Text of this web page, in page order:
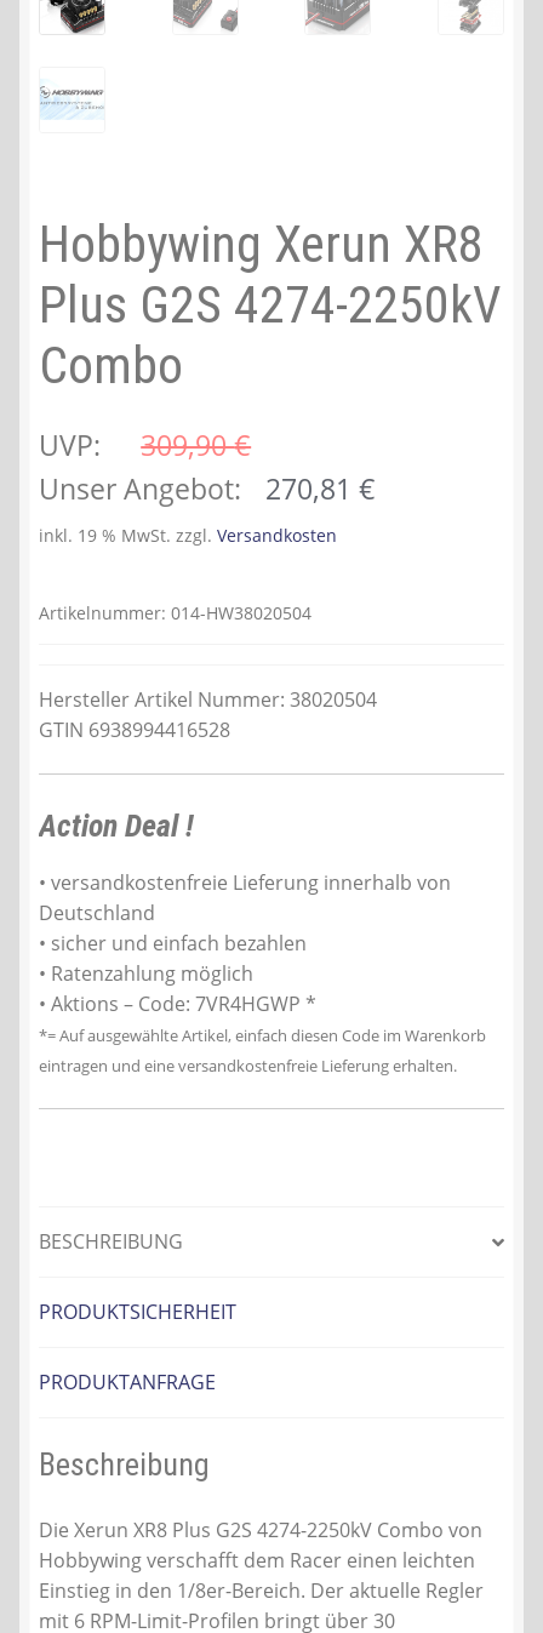
Hobbywing Xerun XR8
Plus G2S 4274-2250kV
Combo
UVP: 309,90 €
Ursprünglicher
Preis
309,90 €
Unser Angebot: 270,81 €Aktueller
inkl. 19 % MwSt. zzgl. Versandkosten
Hersteller Artikel Nummer: 38020504
GTIN 6938994416528
Action Deal !
• versandkostenfreie Lieferung innerhalb von
Deutschland
• sicher und einfach bezahlen
• Ratenzahlung möglich
• Aktions – Code: 7VR4HGWP *
*= Auf ausgewählte Artikel, einfach diesen Code im Warenkorb
eintragen und eine versandkostenfreie Lieferung erhalten.
Artikelnummer: 014-HW38020504
BESCHREIBUNG
PRODUKTSICHERHEIT
PRODUKTANFRAGE
Beschreibung
Die Xerun XR8 Plus G2S 4274-2250kV Combo von
Hobbywing verschafft dem Racer einen leichten
Einstieg in den 1/8er-Bereich. Der aktuelle Regler
mit 6 RPM-Limit-Profilen bringt über 30